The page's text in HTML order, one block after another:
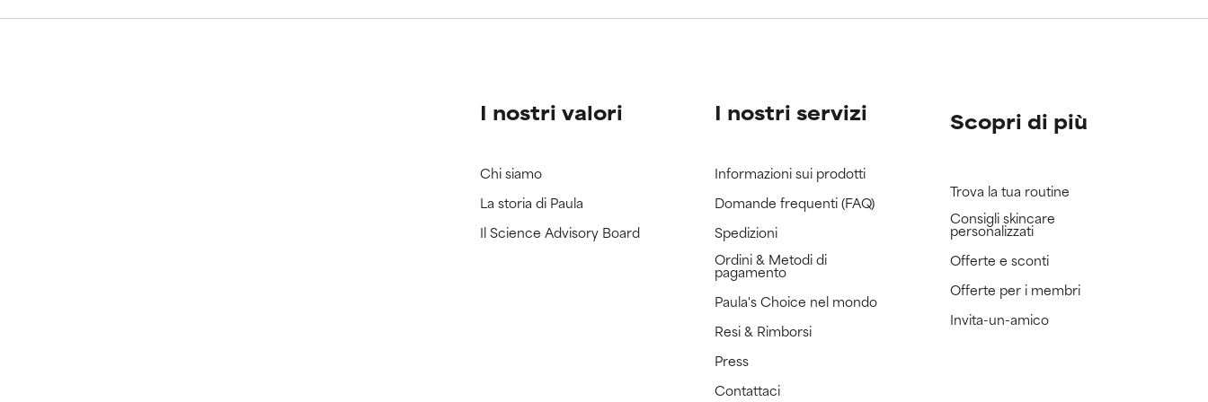
I nostri valori
Chi siamo
La storia di Paula
Il Science Advisory Board
I nostri servizi
Informazioni sui prodotti
Domande frequenti (FAQ)
Spedizioni
Ordini & Metodi di
pagamento
Paula's Choice nel mondo
Resi & Rimborsi
Press
Contattaci
Scopri di più
Trova la tua routine
Consigli skincare
personalizzati
Offerte e sconti
Offerte per i membri
Invita-un-amico